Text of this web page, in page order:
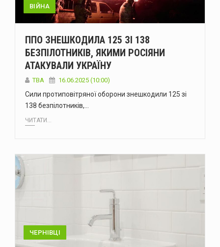
ВІЙНА
ППО ЗНЕШКОДИЛА 125 ЗІ 138
БЕЗПІЛОТНИКІВ, ЯКИМИ РОСІЯНИ
АТАКУВАЛИ УКРАЇНУ
ТВА 16.06.2025 (10:00)
Сили протиповітряної оборони знешкодили 125 зі
138 безпілотників,…
ЧИТАТИ...
ЧЕРНІВЦІ